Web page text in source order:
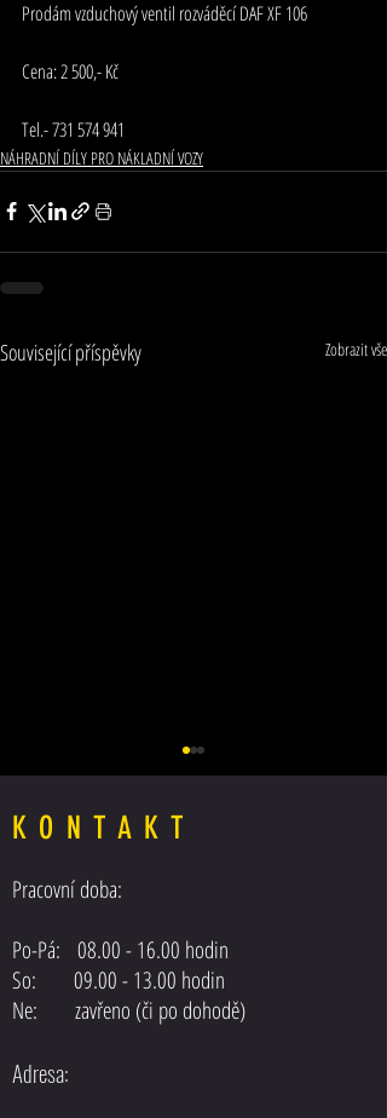
Prodám vzduchový ventil rozváděcí DAF XF 106
Cena: 2 500,- Kč
Tel.- 731 574 941
NÁHRADNÍ DÍLY PRO NÁKLADNÍ VOZY
Související příspěvky Zobrazit vše
Posilovač řízení DAF XF 105 EEV
EURO5
KONTAKT
Pracovní doba:
Po-Pá: 08.00 - 16.00 hodin
So: 09.00 - 13.00 hodin
Ne: zavřeno (či po dohodě)
Adresa: